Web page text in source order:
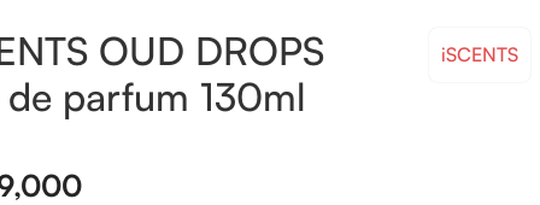
OUD DROPS
de parfum 130ml
iSCENTS